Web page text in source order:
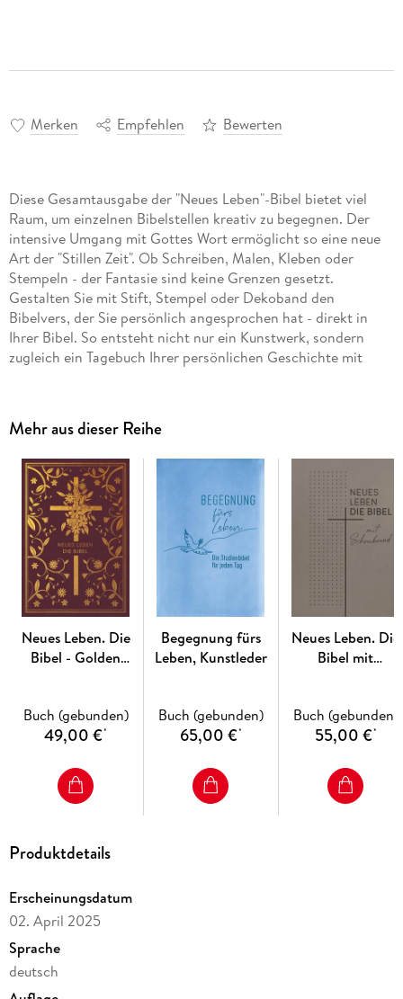
Merken Empfehlen Bewerten
Diese Gesamtausgabe der "Neues Leben"-Bibel bietet viel
Raum, um einzelnen Bibelstellen kreativ zu begegnen. Der
intensive Umgang mit Gottes Wort ermöglicht so eine neue
Art der "Stillen Zeit". Ob Schreiben, Malen, Kleben oder
Stempeln - der Fantasie sind keine Grenzen gesetzt.
Gestalten Sie mit Stift, Stempel oder Dekoband den
Bibelvers, der Sie persönlich angesprochen hat - direkt in
Ihrer Bibel. So entsteht nicht nur ein Kunstwerk, sondern
zugleich ein Tagebuch Ihrer persönlichen Geschichte mit
Der intensive Umgang mit Gottes Wort ermöglicht eine neue
Art der "Stillen Zeit". Ob beschrieben, bemalt, beklebt oder
bestempelt - der Fantasie sind keine Grenzen gesetzt. Und
auch das Buchcover kann selbst gestaltet werden. HINWEIS:
Die dünnen Seiten dieser Bibelausgabe eignen sich nicht zum
Malen mit flüssigen Materialien, weil die Farbe durchdrückt.
Unser Tipp: Auf bibleartjournaling. de werden Methoden des
Grundierens vorgestellt, damit das Papier weniger
durchlässig wird.
Mehr aus dieser Reihe
Neues Leben. Die
Bibel - Golden
Buch (gebunden)
49,00 €*
Begegnung fürs
Leben, Kunstleder
Buch (gebunden)
65,00 €*
Neues Leben. Die
Bibel mit
Buch (gebunden)
55,00 €*
Produktdetails
Erscheinungsdatum
02. April 2025
Sprache
deutsch